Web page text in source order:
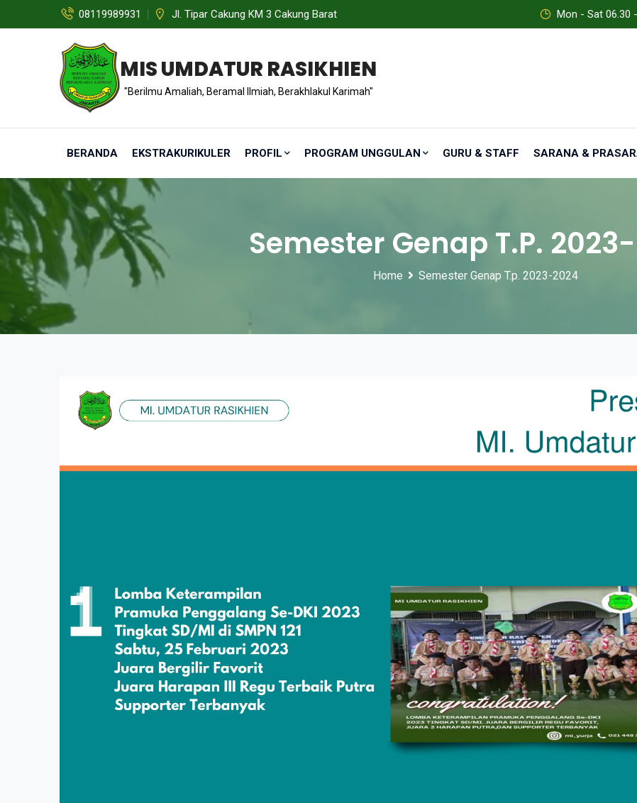
08119989931 Jl. Tipar Cakung KM 3 Cakung Barat Mon - Sat 06.30
MIS UMDATUR RASIKHIEN
"Berilmu Amaliah, Beramal Ilmiah, Berakhlakul Karimah"
BERANDA EKSTRAKURIKULER PROFIL PROGRAM UNGGULAN GURU & STAFF SARANA &
Semester Genap T.P.
Home Semester Genap T.p. 2023-2024